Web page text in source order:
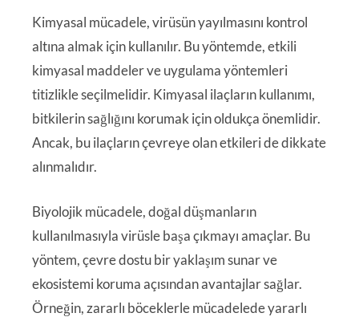
Kimyasal mücadele, virüsün yayılmasını kontrol
altına almak için kullanılır. Bu yöntemde, etkili
kimyasal maddeler ve uygulama yöntemleri
titizlikle seçilmelidir. Kimyasal ilaçların kullanımı,
bitkilerin sağlığını korumak için oldukça önemlidir.
Ancak, bu ilaçların çevreye olan etkileri de dikkate
alınmalıdır.
Biyolojik mücadele, doğal düşmanların
kullanılmasıyla virüsle başa çıkmayı amaçlar. Bu
yöntem, çevre dostu bir yaklaşım sunar ve
ekosistemi koruma açısından avantajlar sağlar.
Örneğin, zararlı böceklerle mücadelede yararlı